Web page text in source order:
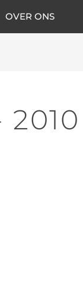
OVER ONS